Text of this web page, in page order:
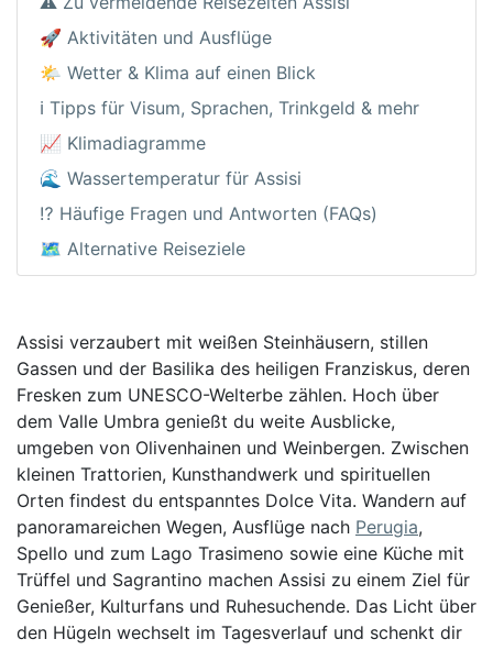
🚀 Aktivitäten und Ausflüge
🌤️ Wetter & Klima auf einen Blick
ℹ️ Tipps für Visum, Sprachen, Trinkgeld & mehr
📈 Klimadiagramme
🌊 Wassertemperatur für Assisi
⁉️ Häufige Fragen und Antworten (FAQs)
🗺️ Alternative Reiseziele
Assisi verzaubert mit weißen Steinhäusern, stillen
Gassen und der Basilika des heiligen Franziskus, deren
Fresken zum UNESCO-Welterbe zählen. Hoch über
dem Valle Umbra genießt du weite Ausblicke,
umgeben von Olivenhainen und Weinbergen. Zwischen
kleinen Trattorien, Kunsthandwerk und spirituellen
Orten findest du entspanntes Dolce Vita. Wandern auf
panoramareichen Wegen, Ausflüge nach Perugia,
Spello und zum Lago Trasimeno sowie eine Küche mit
Trüffel und Sagrantino machen Assisi zu einem Ziel für
Genießer, Kulturfans und Ruhesuchende. Das Licht über
den Hügeln wechselt im Tagesverlauf und schenkt dir